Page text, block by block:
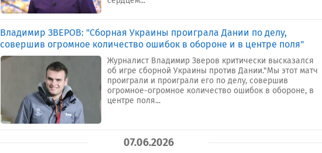
Владимир ЗВЕРОВ: "Сборная Украины проиграла Дании по делу,
совершив огромное количество ошибок в обороне и в центре поля"
Журналист Владимир Зверов критически высказался
об игре сборной Украины против Дании."Мы этот матч
проиграли и проиграли его по делу, совершив
огромное-огромное количество ошибок в обороне, в
центре поля...
07.06.2026